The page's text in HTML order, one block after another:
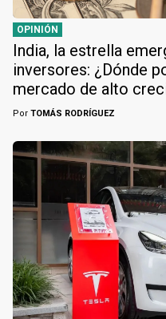
OPINIÓN
India, la estrella
inversores: ¿Dónde
mercado de alto
Por TOMÁS RODRÍGUEZ